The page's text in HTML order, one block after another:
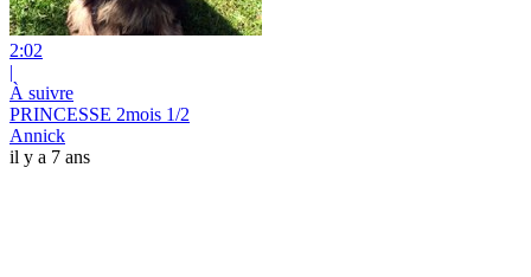
2:02
|
À suivre
PRINCESSE 2mois 1/2
Annick
il y a 7 ans